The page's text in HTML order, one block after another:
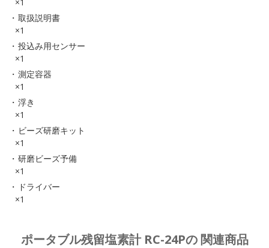
取扱説明書
×1
投込み用センサー
×1
測定容器
×1
浮き
×1
ビーズ研磨キット
×1
研磨ビーズ予備
×1
ドライバー
×1
ポータブル残留塩素計 RC-24Pの 関連商品